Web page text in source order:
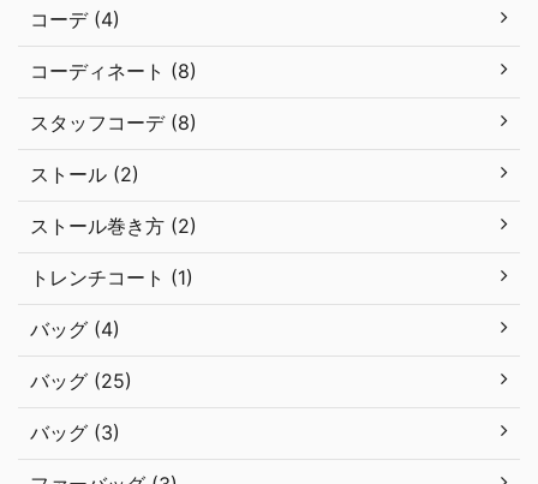
コーデ (4)
コーディネート (8)
スタッフコーデ (8)
ストール (2)
ストール巻き方 (2)
トレンチコート (1)
バッグ (4)
バッグ (25)
バッグ (3)